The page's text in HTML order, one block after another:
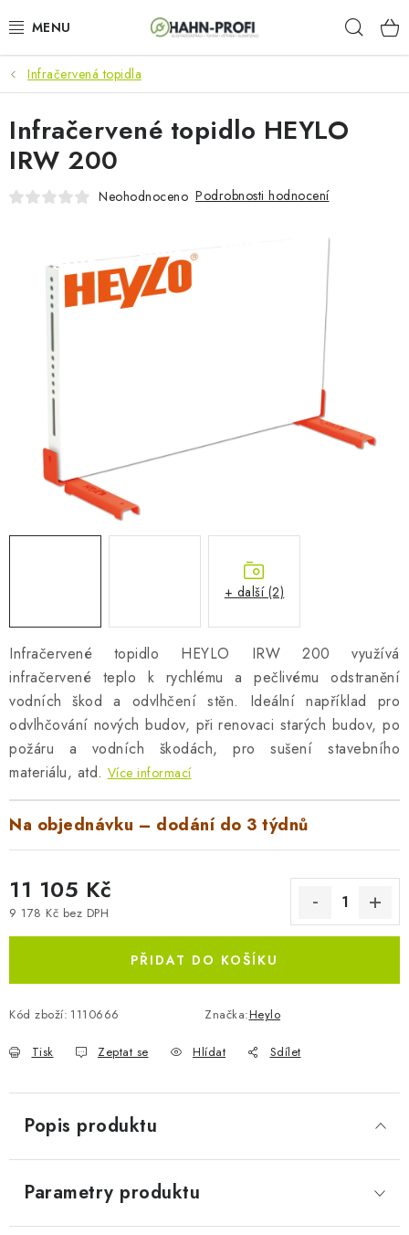
na
KLIMATIZACE
ELEKTROCENTRÁLY
ZAHRADNÍ TECHNIKA
AKU NÁŘADÍ
ODVLHČOVAČE
TOPIDLA
ELEKTRICKÉ KRBY
Reklamace
Ochrana osobních údajů
Slovník pojmů
Zpětný odběr elektrozařízení a baterií
Návody
Novinky Blog Reference Katalog
Infračervená topidla
Infračervené topidlo HEYLO IRW 200 využívá
infračervené teplo k rychlému a pečlivému odstranění
vodních škod a odvlhčení stěn. Ideální například pro
odvlhčování nových budov, při renovaci starých budov, po
požáru a vodních škodách, pro sušení stavebního
materiálu, atd. Více informací
Na objednávku – dodání do 3 týdnů
11 105 Kč
9 178 Kč bez DPH
PŘIDAT DO KOŠÍKU
Kód zboží: 1110666 Značka:Heylo
Tisk Zeptat se Hlídat Sdílet
Infračervené topidlo HEYLO
IRW 200
Neohodnoceno Podrobnosti hodnocení
+ další (2)
Popis produktu
Parametry produktu